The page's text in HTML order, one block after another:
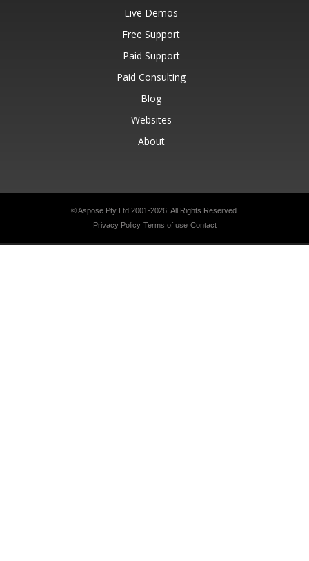
Live Demos
Free Support
Paid Support
Paid Consulting
Blog
Websites
About
© Aspose Pty Ltd 2001-2026. All Rights Reserved.
Privacy Policy Terms of use Contact